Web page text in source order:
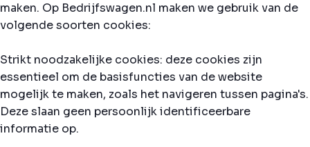
maken. Op Bedrijfswagen.nl maken we gebruik van de
volgende soorten cookies:
Strikt noodzakelijke cookies: deze cookies zijn
essentieel om de basisfuncties van de website
mogelijk te maken, zoals het navigeren tussen pagina's.
Deze slaan geen persoonlijk identificeerbare
informatie op.